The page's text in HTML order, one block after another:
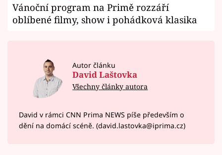
Vánoční program na Primě rozzáří
oblíbené filmy, show i pohádková klasika
Autor článku
David Laštovka
Všechny články autora
David v rámci CNN Prima NEWS píše především o
dění na domácí scéně. (david.lastovka@iprima.cz)